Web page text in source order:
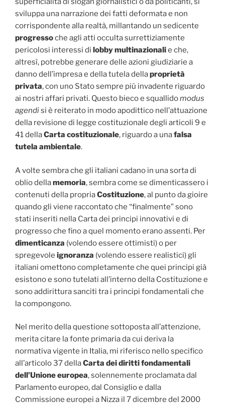
sviluppa una narrazione dei fatti deformata e non
corrispondente alla realtà, millantando un sedicente
progressoche agli atti occulta surrettiziamente
pericolosi interessi di lobby multinazionalie che,
altresì, potrebbe generare delle azioni giudiziarie a
danno dell’impresa e della tutela dellaproprietà
privata, con uno Stato sempre più invadente riguardo
ai nostri affari privati. Questo bieco e squallidomodus
agendisi è reiterato in modo apodittico nell’attuazione
della revisione di legge costituzionale degli articoli 9 e
41 dellaCarta costituzionale, riguardo a unafalsa
tutela ambientale.
A volte sembra che gli italiani cadano in una sorta di
oblio dellamemoria, sembra come se dimenticassero i
contenuti della propriaCostituzione, al punto da gioire
quando gli viene raccontato che “finalmente” sono
stati inseriti nella Carta dei principi innovativi e di
progresso che fino a quel momento erano assenti. Per
dimenticanza (volendo essere ottimisti) o per
spregevole ignoranza (volendo essere realistici) gli
italiani omettono completamente che quei principi già
esistono e sono tutelati all’interno della Costituzione e
sono addirittura sanciti tra i principi fondamentali che
la compongono.
Nel merito della questione sottoposta all’attenzione,
merita citare la fonte primaria da cui deriva la
normativa vigente in Italia, mi riferisco nello specifico
all’articolo 37 dellaCarta dei diritti fondamentali
dell’Unione europea, solennemente proclamata dal
Parlamento europeo, dal Consiglio e dalla
Commissione europei a Nizza il 7 dicembre del 2000